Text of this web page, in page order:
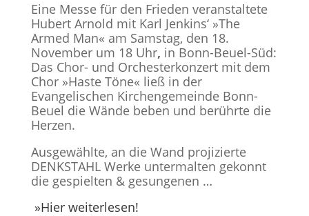
Eine Messe für den Frieden veranstaltete
Hubert Arnold mit Karl Jenkins‘ »The
Armed Man« am Samstag, den 18.
November um 18 Uhr, in Bonn-Beuel-Süd:
Das Chor- und Orchesterkonzert mit dem
Chor »Haste Töne« ließ in der
Evangelischen Kirchengemeinde Bonn-
Beuel die Wände beben und berührte die
Herzen.
Ausgewählte, an die Wand projizierte
DENKSTAHL Werke untermalten gekonnt
die gespielten & gesungenen …
»Hier weiterlesen!